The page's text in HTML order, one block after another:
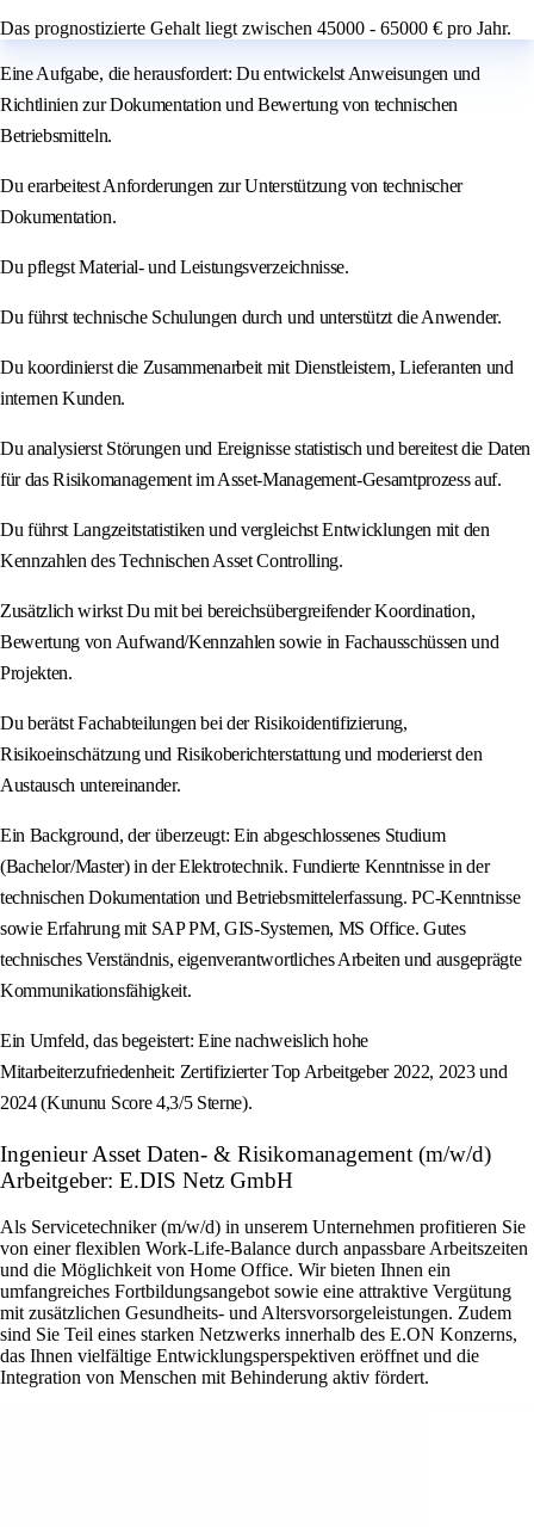
Das prognostizierte Gehalt liegt zwischen 45000 - 65000 € pro Jahr.
Eine Aufgabe, die herausfordert: Du entwickelst Anweisungen und
Richtlinien zur Dokumentation und Bewertung von technischen
Betriebsmitteln.
Du erarbeitest Anforderungen zur Unterstützung von technischer
Dokumentation.
Du pflegst Material- und Leistungsverzeichnisse.
Du führst technische Schulungen durch und unterstützt die Anwender.
Du koordinierst die Zusammenarbeit mit Dienstleistern, Lieferanten und
internen Kunden.
Du analysierst Störungen und Ereignisse statistisch und bereitest die Daten
für das Risikomanagement im Asset-Management-Gesamtprozess auf.
Du führst Langzeitstatistiken und vergleichst Entwicklungen mit den
Kennzahlen des Technischen Asset Controlling.
Zusätzlich wirkst Du mit bei bereichsübergreifender Koordination,
Bewertung von Aufwand/Kennzahlen sowie in Fachausschüssen und
Projekten.
Du berätst Fachabteilungen bei der Risikoidentifizierung,
Risikoeinschätzung und Risikoberichterstattung und moderierst den
Austausch untereinander.
Ein Background, der überzeugt: Ein abgeschlossenes Studium
(Bachelor/Master) in der Elektrotechnik. Fundierte Kenntnisse in der
technischen Dokumentation und Betriebsmittelerfassung. PC-Kenntnisse
sowie Erfahrung mit SAP PM, GIS-Systemen, MS Office. Gutes
technisches Verständnis, eigenverantwortliches Arbeiten und ausgeprägte
Kommunikationsfähigkeit.
Ein Umfeld, das begeistert: Eine nachweislich hohe
Mitarbeiterzufriedenheit: Zertifizierter Top Arbeitgeber 2022, 2023 und
2024 (Kununu Score 4,3/5 Sterne).
Ingenieur Asset Daten- & Risikomanagement (m/w/d)
Arbeitgeber: E.DIS Netz GmbH
Als Servicetechniker (m/w/d) in unserem Unternehmen profitieren Sie
von einer flexiblen Work-Life-Balance durch anpassbare Arbeitszeiten
und die Möglichkeit von Home Office. Wir bieten Ihnen ein
umfangreiches Fortbildungsangebot sowie eine attraktive Vergütung
mit zusätzlichen Gesundheits- und Altersvorsorgeleistungen. Zudem
sind Sie Teil eines starken Netzwerks innerhalb des E.ON Konzerns,
das Ihnen vielfältige Entwicklungsperspektiven eröffnet und die
Integration von Menschen mit Behinderung aktiv fördert.